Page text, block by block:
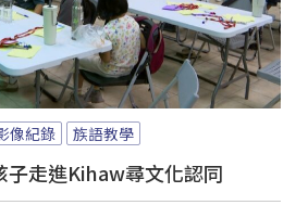
像紀錄 族語教學
子走進Kihaw尋文化認同